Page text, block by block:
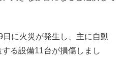
に火災が発生し、主に自動
る設備11台が損傷しまし